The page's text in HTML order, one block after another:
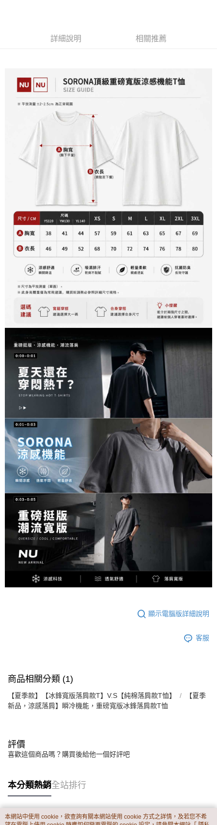
【繳款方式說明】
1.分期款項不併入電信帳單，「大哥付你分期」於每月結算日後寄送繳費提
2.透過簡訊連結打開帳單後，可選擇「超商條碼／台灣大直營門市／銀行轉
帳／街口支付／iPASS MONEY」等通路繳費。
【注意事項】
1.本服務係由「台灣大哥大股份有限公司」（以下簡稱本公司）所提供，讓
用戶於交易時，得透過本服務購買商品或服務，並由商店將買賣／分期付款
買賣價金債權讓與本公司後，依約使用本公司帳單繳交帳款。
2.基於同意付款使用「大哥付你分期」之契約關係目的，商店將以您的個人
資料（包含姓名、電話或地址）提供予台灣大哥大進項蒐集、處理及利用，
由本公司與您本人進行分期帳單所需資料之確認、核對及更正。
3.完整用戶服務條款，請詳閱以下連結：
AFTEE先享後付是「在收到商品之後才付款」的支付方式。 讓您購物簡單
３．安心：先確認商品／服務後，再付款。
【「AFTEE先享後付」結帳流程】
１．於結帳方式選擇「AFTEE先享後付」後，將跳轉至「AFTEE先享後付」
結帳頁面，進行簡訊認證並確認金額後，即可完成結帳。
２．訂單成立數日內，您將收到繳費通知簡訊。
３．收到繳費通知簡訊後14天內，點擊此簡訊中的連結，可透過四大超商／
ATM／網路銀行／等多元方式進行付款，方視為交易完成。
※ 請注意：結帳手續完成當下不需立刻繳費，但若您需要取消訂單，請聯絡
購買商品的店家。未經商家同意取消之訂單仍視為有效，需透過AFTEE先享
後付繳納相關費用。
※ 交易是否成功請以「AFTEE先享後付 」之結帳頁面顯示為準，若有關於
是否繳費成功／繳費後需取消欲退款等相關疑問，請聯繫「AFTEE先享後付
https://netprotections.freshdesk.com/support/home
【注意事項】
１．透過由恩沛科技股份有限公司提供之「AFTEE先享後付」服務完成之交
易，需依本服務之必要範圍內提供個人資料，並將交易相關給付款項請求債
權轉讓予恩沛科技股份有限公司。
https://aftee.tw/terms/#terms3
３．未成年的使用者請事先徵得法定代理人或監護人之同意方可使用
「AFTEE先享後付」，若未經同意申辦者引起之損失，本公司不負相關責
４．使用「AFTEE先享後付」時，將依據個別帳號之用戶狀況，依本公司即
時審查核予不同之上限額度；若仍有額度不足之情形，本公司將視審查結果
請求用戶進行身份認證。
５．嚴禁一人註冊多個帳號或使用他人資訊註冊。若發現惡意使用之情形，
恩沛科技股份有限公司將有權停止該用戶之使用額度並採取法律行動。
全家付款取貨
每筆NT$65，滿NT$899(含以上)免運費
每筆NT$60，滿NT$899(含以上)免運費
7-11付款取貨
每筆NT$65，滿NT$899(含以上)免運費
每筆NT$60，滿NT$899(含以上)免運費
每筆NT$65，滿NT$899(含以上)免運費
詳細說明 相關推薦
顯示電腦版詳細說明
客服
商品相關分類 (1)
【夏季款】【冰鋒寬版落肩款T】V.S【純棉落肩款T恤】
【夏季
新品，涼感落肩】瞬冷機能，重磅寬版冰鋒落肩款T恤
評價
喜歡這個商品嗎？購買後給他一個好評吧
本分類熱銷全站排行
熱門標籤
本網站中使用 cookie，欲查詢有關本網站使用 cookie 方式之詳情，及若您不希